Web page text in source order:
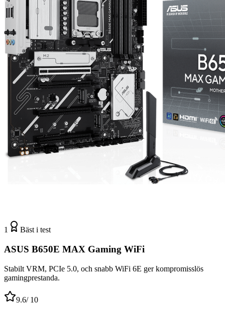
1 Bäst i test
ASUS B650E MAX Gaming WiFi
Stabilt VRM, PCIe 5.0, och snabb WiFi 6E ger kompromisslös
gamingprestanda.
9.6/ 10